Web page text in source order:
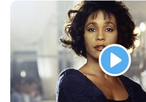
indicação de Messias já
senadores que estavam
observam até onde Alcolumbre
Caso ele consiga reunir votos
barrar o indicado, seria um
para o governo, que tenta
Meet The 6 Legendary Child
Real Life Criminals